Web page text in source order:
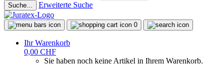
Suche... Erweiterte Suche
0
Ihr Warenkorb
0,00 CHF
Sie haben noch keine Artikel in Ihrem Warenkorb.